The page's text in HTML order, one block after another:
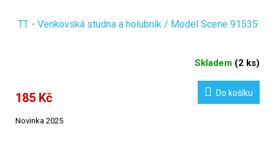
TT - Venkovská studna a holubník / Model Scene 91535
Skladem (2 ks)
185 Kč Do košíku
Novinka 2025